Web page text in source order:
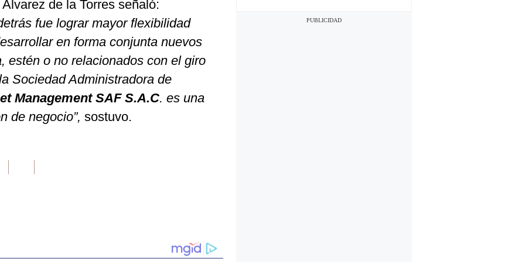
de la Torres señaló:
fue lograr mayor flexibilidad
en forma conjunta nuevos
estén o no relacionados con el giro
Sociedad Administradora de
Management SAF S.A.C. es una
de negocio”, sostuvo.